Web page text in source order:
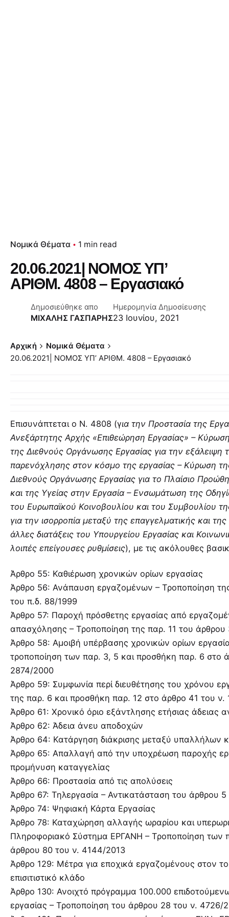
Νομικά Θέματα 1 min read
20.06.2021| ΝΟΜΟΣ ΥΠ’
ΑΡΙΘΜ. 4808 – Εργασιακό
Δημοσιεύθηκε απο
ΜΙΧΑΛΗΣ ΓΑΣΠΑΡΗΣ
Ημερομηνία Δημοσίευσης
23 Ιουνίου, 2021
Αρχική
Νομικά Θέματα
20.06.2021| ΝΟΜΟΣ ΥΠ’ ΑΡΙΘΜ. 4808 – Εργασιακό
Επισυνάπτεται ο Ν. 4808 (για την Προστασία της
Ανεξάρτητης Αρχής «Επιθεώρηση Εργασίας» –
της Διεθνούς Οργάνωσης Εργασίας για την εξάλειψη
παρενόχλησης στον κόσμο της εργασίας – Κύρωση
Διεθνούς Οργάνωσης Εργασίας για τo Πλαίσιο
και της Υγείας στην Εργασία – Ενσωμάτωση της
του Ευρωπαϊκού Κοινοβουλίου και του Συμβουλίου
για την ισορροπία μεταξύ της επαγγελματικής και της
άλλες διατάξεις του Υπουργείου Εργασίας και
λοιπές επείγουσες ρυθμίσεις), με τις ακόλουθες
Άρθρο 55: Καθιέρωση χρονικών ορίων εργασίας
Άρθρο 56: Ανάπαυση εργαζομένων – Τροποποίηση
του π.δ. 88/1999
Άρθρο 57: Παροχή πρόσθετης εργασίας από
απασχόλησης – Τροποποίηση της παρ. 11 του
Άρθρο 58: Αμοιβή υπέρβασης χρονικών ορίων
τροποποίηση των παρ. 3, 5 και προσθήκη παρ. 6 στο
2874/2000
Άρθρο 59: Συμφωνία περί διευθέτησης του χρόνου
της παρ. 6 και προσθήκη παρ. 12 στο άρθρο 41 του ν.
Άρθρο 61: Χρονικό όριο εξάντλησης ετήσιας άδειας
Άρθρο 62: Άδεια άνευ αποδοχών
Άρθρο 64: Κατάργηση διάκρισης μεταξύ υπαλλήλων
Άρθρο 65: Απαλλαγή από την υποχρέωση παροχής
προμήνυση καταγγελίας
Άρθρο 66: Προστασία από τις απολύσεις
Άρθρο 67: Τηλεργασία – Αντικατάσταση του άρθρου
Άρθρο 74: Ψηφιακή Κάρτα Εργασίας
Άρθρο 78: Καταχώρηση αλλαγής ωραρίου και
Πληροφοριακό Σύστημα ΕΡΓΑΝΗ – Τροποποίηση των
άρθρου 80 του ν. 4144/2013
Άρθρο 129: Μέτρα για εποχικά εργαζομένους στον
επισιτιστικό κλάδο
Άρθρο 130: Ανοιχτό πρόγραμμα 100.000
εργασίας – Τροποποίηση του άρθρου 28 του ν. 4726/